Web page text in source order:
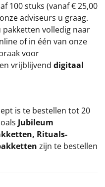
100 stuks (vanaf € 25,00
adviseurs u graag.
volledig naar
of in één van onze
voor
vrijblijvend digitaal
is te bestellen tot 20
Jubileum
, Rituals-
zijn te bestellen